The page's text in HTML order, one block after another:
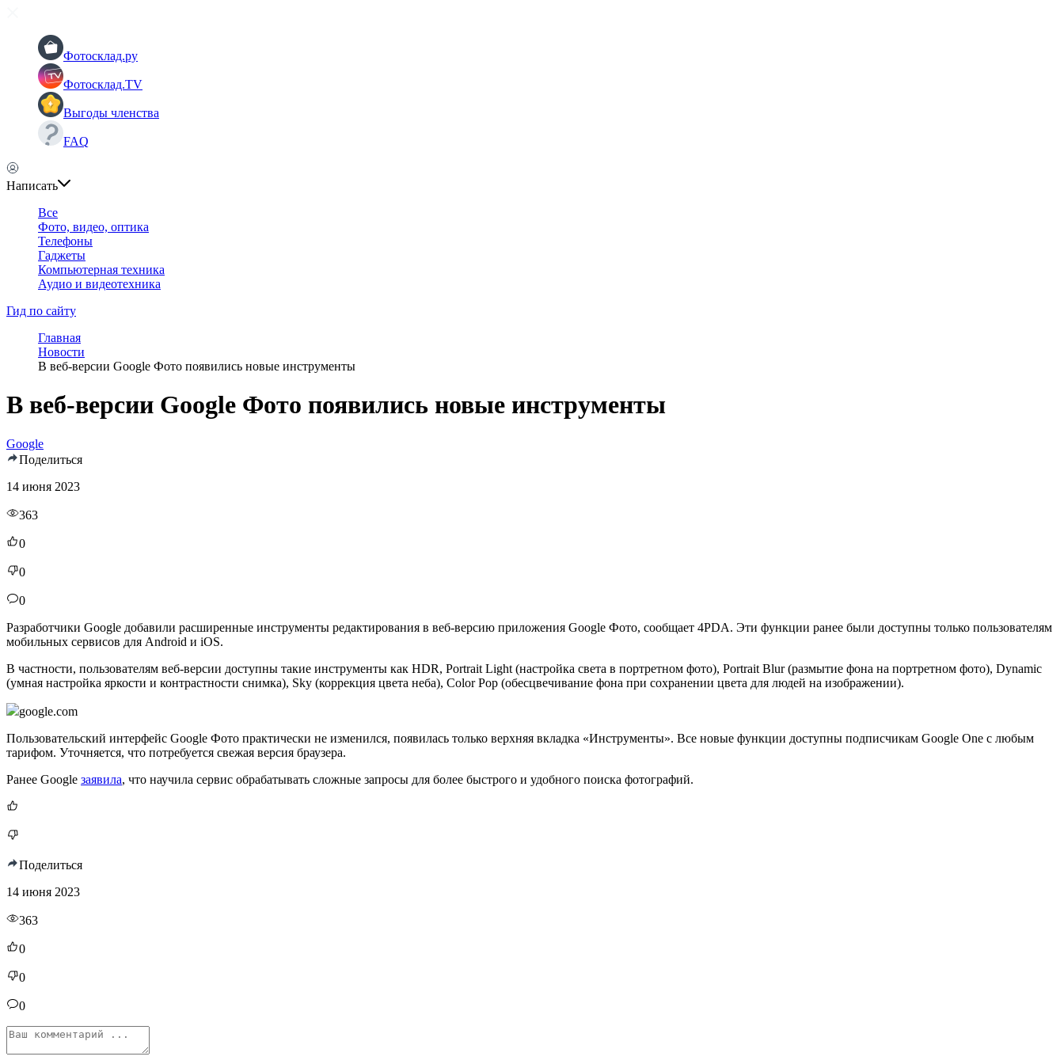
Фотосклад.ру
Фотосклад.TV
Выгоды членства
FAQ
Написать
Все
Фото, видео, оптика
Телефоны
Гаджеты
Компьютерная техника
Аудио и видеотехника
Гид по сайту
Главная
Новости
В веб-версии Google Фото появились новые инструменты
В веб-версии Google Фото появились новые инструменты
Google
Поделиться
14 июня 2023
363
0
0
0
Разработчики Google добавили расширенные инструменты редактирования в веб-версию приложения Google Фото, сообщает 4PDA. Эти функции ранее были доступны только пользователям
мобильных сервисов для Android и iOS.
В частности, пользователям веб-версии доступны такие инструменты как HDR, Portrait Light (настройка света в портретном фото), Portrait Blur (размытие фона на портретном фото), Dynamic
(умная настройка яркости и контрастности снимка), Sky (коррекция цвета неба), Color Pop (обесцвечивание фона при сохранении цвета для людей на изображении).
google.com
Пользовательский интерфейс Google Фото практически не изменился, появилась только верхняя вкладка «Инструменты». Все новые функции доступны подписчикам Google One с любым
тарифом. Уточняется, что потребуется свежая версия браузера.
Ранее Google заявила, что научила сервис обрабатывать сложные запросы для более быстрого и удобного поиска фотографий.
Поделиться
14 июня 2023
363
0
0
0